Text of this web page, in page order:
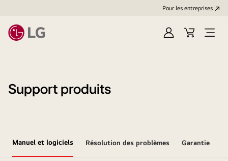
Pour les entreprises
Se
Panier
Support produits
Manuel et logiciels Résolution des problèmes Garantie